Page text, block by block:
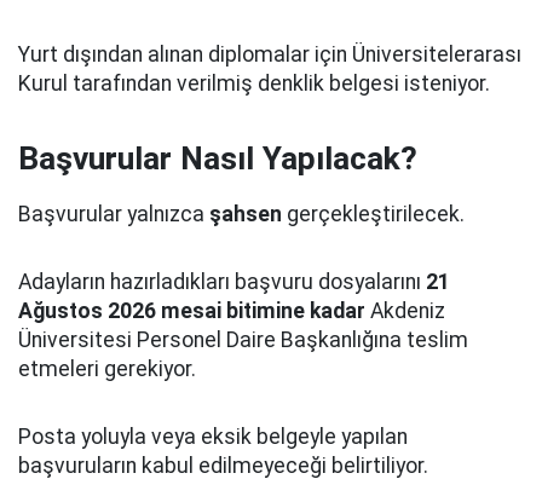
Yurt dışından alınan diplomalar için Üniversitelerarası
Kurul tarafından verilmiş denklik belgesi isteniyor.
Başvurular Nasıl Yapılacak?
Başvurular yalnızca şahsen gerçekleştirilecek.
Adayların hazırladıkları başvuru dosyalarını 21
Ağustos 2026 mesai bitimine kadar Akdeniz
Üniversitesi Personel Daire Başkanlığına teslim
etmeleri gerekiyor.
Posta yoluyla veya eksik belgeyle yapılan
başvuruların kabul edilmeyeceği belirtiliyor.